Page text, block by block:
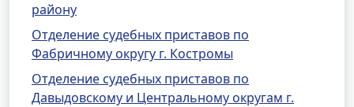
району
Отделение судебных приставов по
Фабричному округу г. Костромы
Отделение судебных приставов по
Давыдовскому и Центральному округам г.